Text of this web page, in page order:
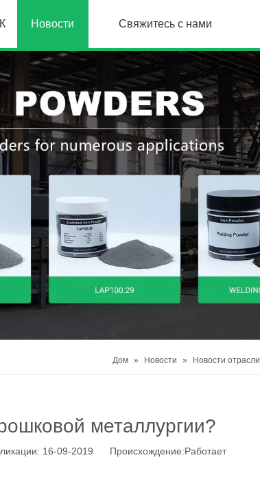
Новости Свяжитесь с нами
Дом » Новости » Новости отрасли
металлургии?
16-09-2019 Происхождение:Работает